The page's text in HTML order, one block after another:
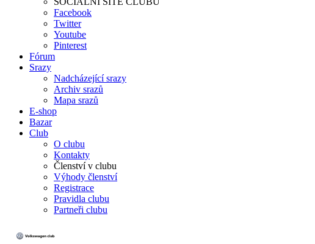
Facebook
Twitter
Youtube
Pinterest
Fórum
Srazy
Nadcházející srazy
Archiv srazů
Mapa srazů
E-shop
Bazar
Club
O clubu
Kontakty
Členství v clubu
Výhody členství
Registrace
Pravidla clubu
Partneři clubu